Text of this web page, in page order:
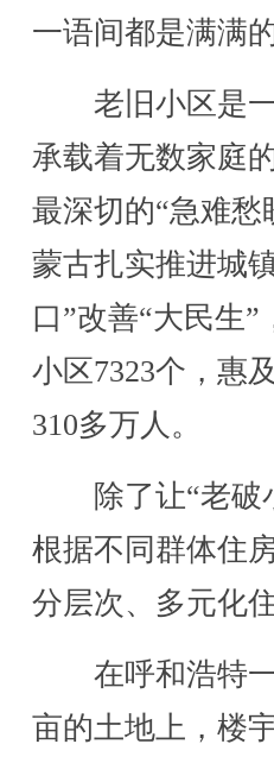
一语间都是满满
老旧小区是一
承载着无数家庭
最深切的“急难愁
蒙古扎实推进城
口”改善“大民生
小区7323个，惠
310多万人。
除了让“老破
根据不同群体住
分层次、多元化
在呼和浩特一
亩的土地上，楼